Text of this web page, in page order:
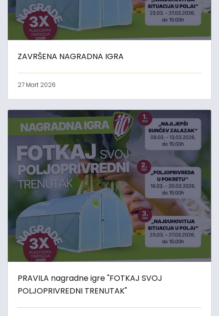
ZAVRŠENA NAGRADNA IGRA
27 Mart 2026
PRAVILA nagradne igre "FOTKAJ SVOJ
POLJOPRIVREDNI TRENUTAK"